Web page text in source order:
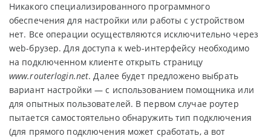
Никакого специализированного программного
обеспечения для настройки или работы с устройством
нет. Все операции осуществляются исключительно через
web-брузер. Для доступа к web-интерфейсу необходимо
на подключенном клиенте открыть страницу
www.routerlogin.net. Далее будет предложено выбрать
вариант настройки — с использованием помощника или
для опытных пользователей. В первом случае роутер
пытается самостоятельно обнаружить тип подключения
(для прямого подключения может сработать, а вот